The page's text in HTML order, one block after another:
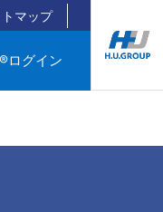
ログイン
マップ